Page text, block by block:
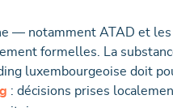
— notamment ATAD et
formelles. La
luxembourgeoise doit
: décisions prises